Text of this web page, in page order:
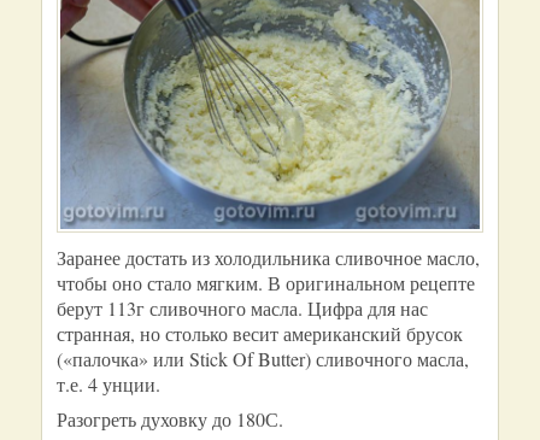
Заранее достать из холодильника сливочное масло,
чтобы оно стало мягким. В оригинальном рецепте
берут 113г сливочного масла. Цифра для нас
странная, но столько весит американский брусок
(«палочка» или Stick Of Butter) сливочного масла,
т.е. 4 унции.
Разогреть духовку до 180С.